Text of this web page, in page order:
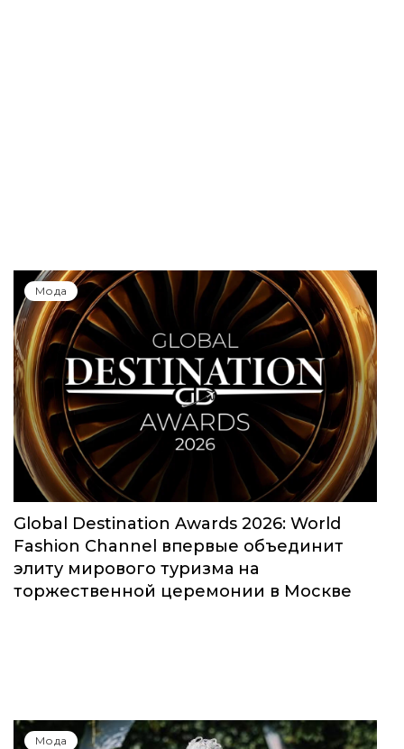
Мода
Global Destination Awards 2026: World
Fashion Channel впервые объединит
элиту мирового туризма на
торжественной церемонии в Москве
Мода